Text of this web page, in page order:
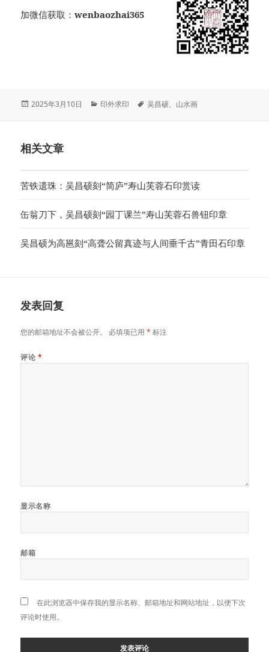
加微信获取：wenbaozhai365
发
2025年3月10日
分
印外求印
标
吴昌硕、 山水画
相关文章
苦铁遗珠：吴昌硕刻“简庐”寿山芙蓉石印赏读
缶翁刀下，吴昌硕刻“园丁课兰”寿山芙蓉石兽钮印章
吴昌硕为高邕刻“高聋公留真迹与人间垂千古”青田石印章
发表回复
您的邮箱地址不会被公开。 必填项已用* 标注
评论 *
显示名称
邮箱
在此浏览器中保存我的显示名称、邮箱地址和网站地址，以便下次
评论时使用。